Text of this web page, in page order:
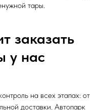
тары.
заказать
у нас
на всех этапах: от
доставки. Автопарк